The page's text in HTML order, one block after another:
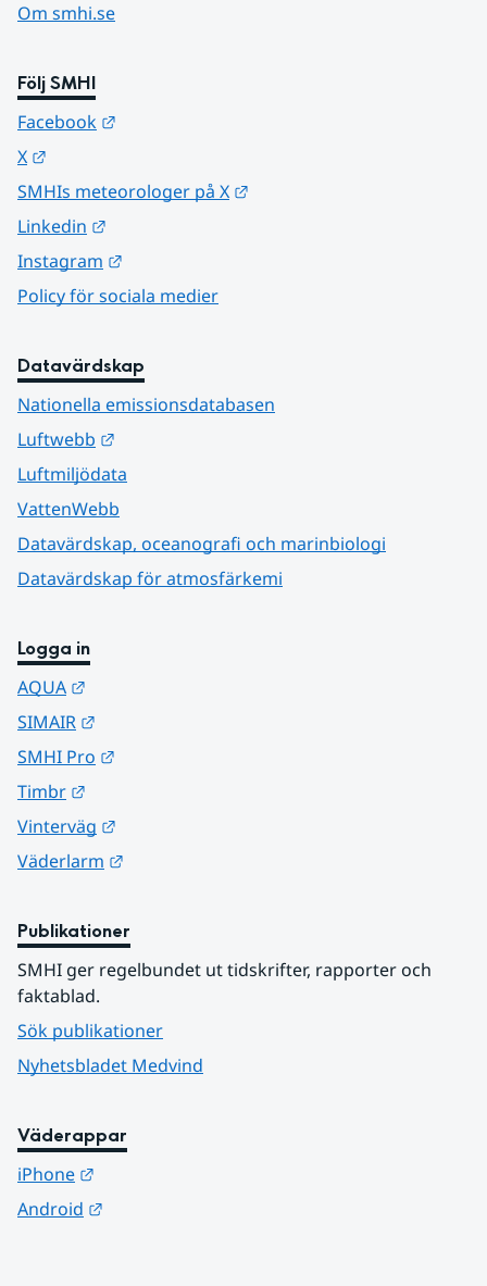
Om smhi.se
Följ SMHI
Facebook
X
SMHIs meteorologer på X
Linkedin
Instagram
Policy för sociala medier
Datavärdskap
Nationella emissionsdatabasen
Luftwebb
Luftmiljödata
VattenWebb
Datavärdskap, oceanografi och marinbiologi
Datavärdskap för atmosfärkemi
Logga in
AQUA
SIMAIR
SMHI Pro
Timbr
Vinterväg
Väderlarm
Publikationer
SMHI ger regelbundet ut tidskrifter, rapporter och
faktablad.
Sök publikationer
Nyhetsbladet Medvind
Väderappar
iPhone
Android